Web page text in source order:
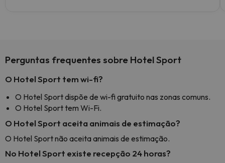
Perguntas frequentes sobre Hotel Sport
O Hotel Sport tem wi-fi?
O Hotel Sport dispõe de wi-fi gratuito nas zonas comuns.
O Hotel Sport tem Wi-Fi.
O Hotel Sport aceita animais de estimação?
O Hotel Sport não aceita animais de estimação.
No Hotel Sport existe recepção 24 horas?